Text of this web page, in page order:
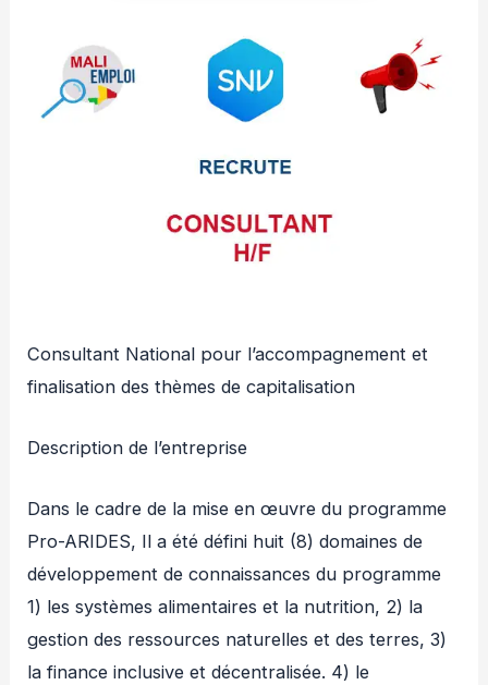
Consultant National pour l’accompagnement et
finalisation des thèmes de capitalisation
Description de l’entreprise
Dans le cadre de la mise en œuvre du programme
Pro-ARIDES, Il a été défini huit (8) domaines de
développement de connaissances du programme
1) les systèmes alimentaires et la nutrition, 2) la
gestion des ressources naturelles et des terres, 3)
la finance inclusive et décentralisée. 4) le